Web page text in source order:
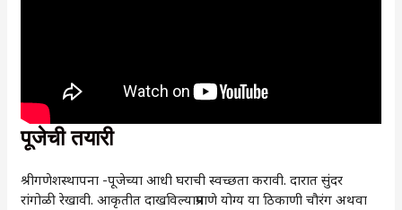
पूजेची तयारी
श्रीगणेशस्थापना -पूजेच्या आधी घराची स्वच्छता करावी. दारात सुंदर
रांगोळी रेखावी. आकृतीत दाखविल्याप्रमाणे योग्य या ठिकाणी चौरंग अथवा